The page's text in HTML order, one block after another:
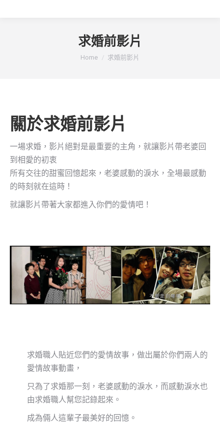
求婚前影片
You are here:
Home 求婚前影片
關於求婚前影片
一場求婚，影片絕對是最重要的主角，就讓影片帶老婆回
到相愛的初衷
所有交往的甜蜜回憶起來，老婆感動的淚水，全場最感動
的時刻就在這時！
就讓影片帶著大家都進入你們的愛情吧！
求婚職人貼近您們的愛情故事，做出屬於你們兩人的
愛情故事動畫，
只為了求婚那一刻，老婆感動的淚水，而感動淚水也
由求婚職人幫您記錄起來。
成為倆人這輩子最美好的回憶。